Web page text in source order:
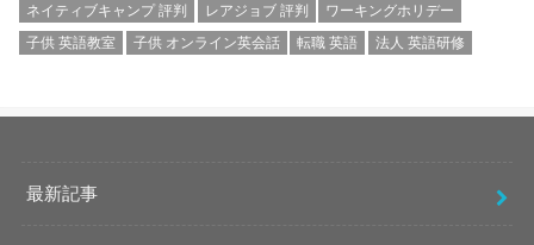
ネイティブキャンプ 評判
レアジョブ 評判
ワーキングホリデー
子供 英語教室
子供 オンライン英会話 転職 英語 法人 英語研修
最新記事